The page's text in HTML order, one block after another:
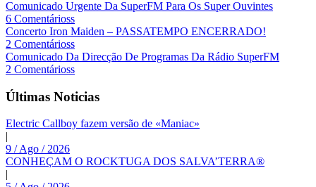
Comunicado Urgente Da SuperFM Para Os Super Ouvintes
6 Comentárioss
Concerto Iron Maiden – PASSATEMPO ENCERRADO!
2 Comentárioss
Comunicado Da Direcção De Programas Da Rádio SuperFM
2 Comentárioss
Últimas Noticias
Electric Callboy fazem versão de «Maniac»
|
9 / Ago / 2026
CONHEÇAM O ROCKTUGA DOS SALVA’TERRA®
|